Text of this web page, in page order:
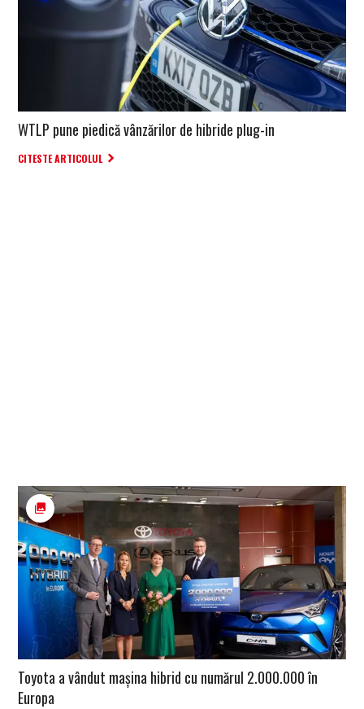
WTLP pune piedică vânzărilor de hibride plug-in
CITESTE ARTICOLUL
Toyota a vândut mașina hibrid cu numărul 2.000.000 în
Europa